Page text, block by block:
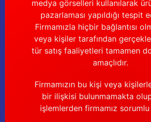
medya görselleri kullanılarak
pazarlaması yapıldığı tespit
Firmamızla hiçbir bağlantısı
veya kişiler tarafından
tür satış faaliyetleri tamamen
amaçlıdır.
Firmamızın bu kişi veya
bir ilişkisi bulunmamakta
işlemlerden firmamız